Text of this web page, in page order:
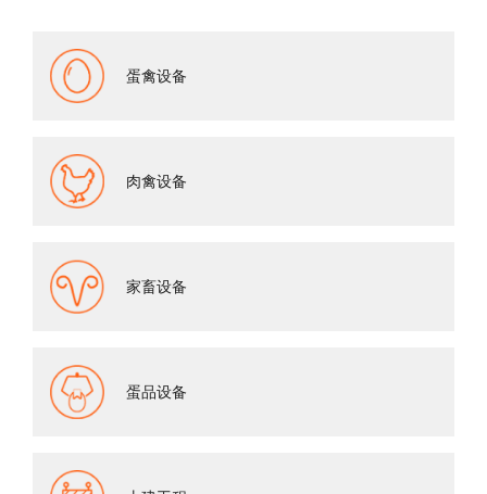
蛋禽设备
肉禽设备
家畜设备
蛋品设备